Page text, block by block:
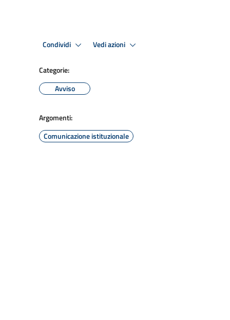
Condividi Vedi azioni
Categorie:
Avviso
Argomenti:
Comunicazione istituzionale